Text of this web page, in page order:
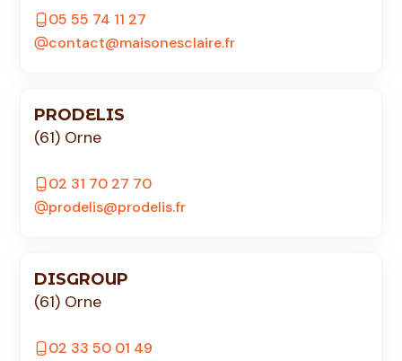
05 55 74 11 27
contact@maisonesclaire.fr
PRODELIS
(61) Orne
02 31 70 27 70
prodelis@prodelis.fr
DISGROUP
(61) Orne
02 33 50 01 49